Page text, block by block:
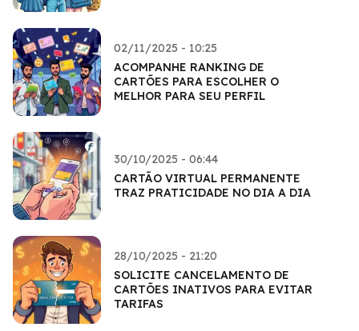
02/11/2025 - 10:25
ACOMPANHE RANKING DE
CARTÕES PARA ESCOLHER O
MELHOR PARA SEU PERFIL
30/10/2025 - 06:44
CARTÃO VIRTUAL PERMANENTE
TRAZ PRATICIDADE NO DIA A DIA
28/10/2025 - 21:20
SOLICITE CANCELAMENTO DE
CARTÕES INATIVOS PARA EVITAR
TARIFAS